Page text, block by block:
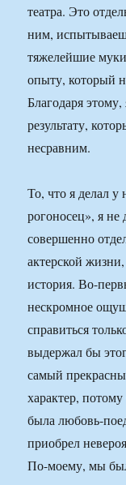
театра. Это
ним,
тяжелейшие
опыту, который
Благодаря
результату,
несравним.
То, что я делал у
рогоносец», я не
совершенно
актерской
история. Во-
нескромное
справиться
выдержал бы
самый
характер,
была любовь-
приобрел
По-моему, мы